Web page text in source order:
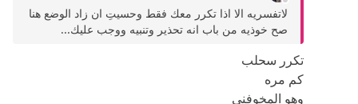
لاتفسريه الا اذا تكرر معك فقط وحسيتِ ان زاد الوضع هنا
صح خوذيه من باب انه تحذير وتنبيه ووجب عليك...
تكرر سحلب
كم مره
وهو المخوفني